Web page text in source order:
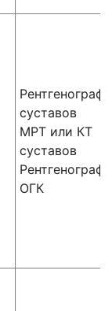
суставов
МРТ или КТ
суставов
ОГК